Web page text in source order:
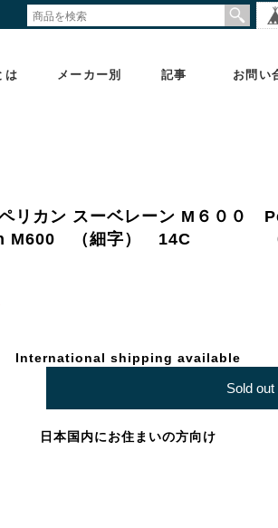
は メーカー別 記事 お問い
リカン スーベレーン M６００
M600 （細字） 14C
International shipping available
Sold out
日本国内にお住まいの方向け